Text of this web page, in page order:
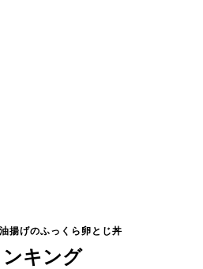
揚げのふっくら卵とじ丼
キング